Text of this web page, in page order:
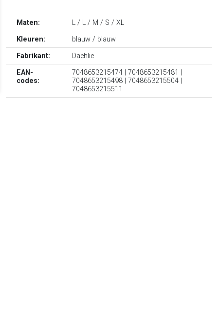
Maten:
L / L / M / S / XL
Kleuren:
blauw / blauw
Fabrikant:
Daehlie
EAN-
codes:
7048653215474 | 7048653215481 |
7048653215498 | 7048653215504 |
7048653215511